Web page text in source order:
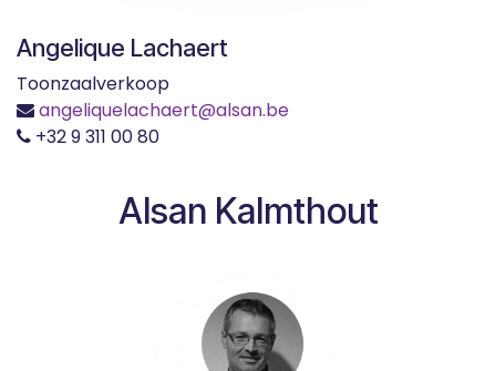
Angelique Lachaert
Toonzaalverkoop
angeliquelachaert@alsan.be
+32 9 311 00 80
Alsan Kalmthout